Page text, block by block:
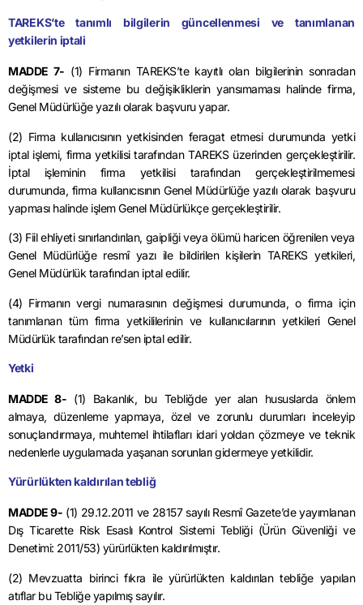
TAREKS’tetanımlı bilgilerin güncellenmesi ve tanımlanan
yetkilerin iptali
MADDE 7- (1) Firmanın TAREKS’tekayıtlı olan bilgilerinin sonradan
değişmesi ve sisteme bu değişikliklerin yansımaması halinde firma,
Genel Müdürlüğe yazılı olarak başvuru yapar.
(2) Firma kullanıcısının yetkisinden feragat etmesi durumunda yetki
iptal işlemi, firma yetkilisi tarafından TAREKS üzerinden gerçekleştirilir.
İptal işleminin firma yetkilisi tarafından gerçekleştirilmemesi
durumunda, firma kullanıcısının Genel Müdürlüğe yazılı olarak başvuru
yapması halinde işlem Genel Müdürlükçe gerçekleştirilir.
(3) Fiil ehliyeti sınırlandırılan, gaipliği veya ölümü haricen öğrenilen veya
Genel Müdürlüğe resmî yazı ile bildirilen kişilerin TAREKS yetkileri,
Genel Müdürlük tarafından iptal edilir.
(4) Firmanın vergi numarasının değişmesi durumunda, o firma için
tanımlanan tüm firma yetkililerinin ve kullanıcılarının yetkileri Genel
Müdürlük tarafından re’seniptal edilir.
Yetki
MADDE 8- (1) Bakanlık, bu Tebliğde yer alan hususlarda önlem
almaya, düzenleme yapmaya, özel ve zorunlu durumları inceleyip
sonuçlandırmaya, muhtemel ihtilafları idari yoldan çözmeye ve teknik
nedenlerle uygulamada yaşanan sorunları gidermeye yetkilidir.
Yürürlükten kaldırılan tebliğ
MADDE 9- (1) 29.12.2011 ve 28157 sayılı Resmî Gazete’de yayımlanan
Dış Ticarette Risk Esaslı Kontrol Sistemi Tebliği (Ürün Güvenliği ve
Denetimi: 2011/53) yürürlükten kaldırılmıştır.
(2) Mevzuatta birinci fıkra ile yürürlükten kaldırılan tebliğe yapılan
atıflar bu Tebliğe yapılmış sayılır.